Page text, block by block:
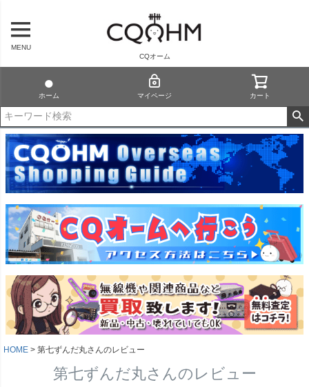
MENU
CQオーム
ホーム マイページ カート
HOME 第七ずんだ丸さんのレビュー
第七ずんだ丸さんのレビュー